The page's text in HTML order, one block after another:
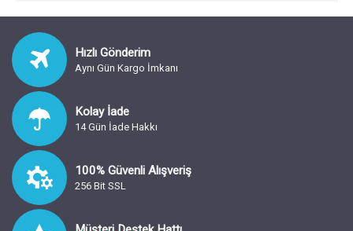
Hızlı Gönderim
Aynı Gün Kargo İmkanı
Kolay İade
14 Gün İade Hakkı
100% Güvenli Alışveriş
256 Bit SSL